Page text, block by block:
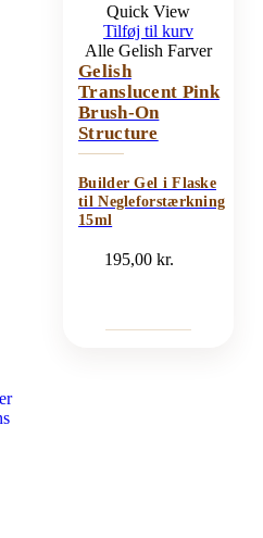
Quick View
Tilføj til kurv
Alle Gelish Farver
Gelish
Translucent Pink
Brush-On
Structure
Builder Gel i Flaske
til Negleforstærkning
15ml
195,00kr.